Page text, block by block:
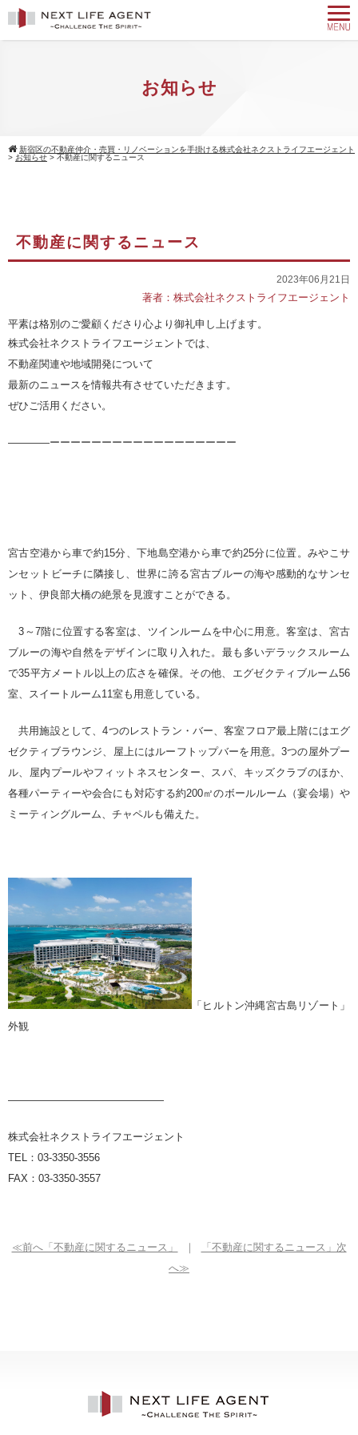
お知らせ
新宿区の不動産仲介・売買・リノベーションを手掛ける株式会社ネクストライフエージェント
> お知らせ > 不動産に関するニュース
不動産に関するニュース
2023年06月21日
著者：株式会社ネクストライフエージェント
平素は格別のご愛顧くださり心より御礼申し上げます。
株式会社ネクストライフエージェントでは、
不動産関連や地域開発について
最新のニュースを情報共有させていただきます。
ぜひご活用ください。
————ーーーーーーーーーーーーーーーーーー
宮古空港から車で約15分、下地島空港から車で約25分に位置。みやこサ
ンセットビーチに隣接し、世界に誇る宮古ブルーの海や感動的なサンセ
ット、伊良部大橋の絶景を見渡すことができる。
3～7階に位置する客室は、ツインルームを中心に用意。客室は、宮古
ブルーの海や自然をデザインに取り入れた。最も多いデラックスルーム
で35平方メートル以上の広さを確保。その他、エグゼクティブルーム56
室、スイートルーム11室も用意している。
共用施設として、4つのレストラン・バー、客室フロア最上階にはエグ
ゼクティブラウンジ、屋上にはルーフトップバーを用意。3つの屋外プー
ル、屋内プールやフィットネスセンター、スパ、キッズクラブのほか、
各種パーティーや会合にも対応する約200㎡のボールルーム（宴会場）や
ミーティングルーム、チャペルも備えた。
「ヒルトン沖縄宮古島リゾート」
外観
———————————————
株式会社ネクストライフエージェント
TEL：03-3350-3556
FAX：03-3350-3557
≪前へ「不動産に関するニュース」 ｜
「不動産に関するニュース」次
へ≫